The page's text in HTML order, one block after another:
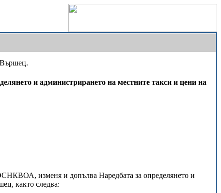
и администрирането на местните такси и цени на
изменя и допълва Наредбата за определянето и
както следва: